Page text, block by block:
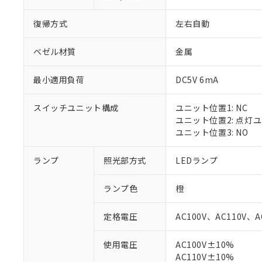
復帰方式 左右自動
ベゼル材質 金属
最小適用負荷 DC5V 6mA
スイッチユニット構成
ユニット位置1: NC
ユニット位置2: 点灯
ユニット位置3: NO
ランプ 照光部方式 LEDランプ
ランプ色 橙
定格電圧 AC100V、AC110V、
使用電圧
AC100V±10%
AC110V±10%
※1 対応状況